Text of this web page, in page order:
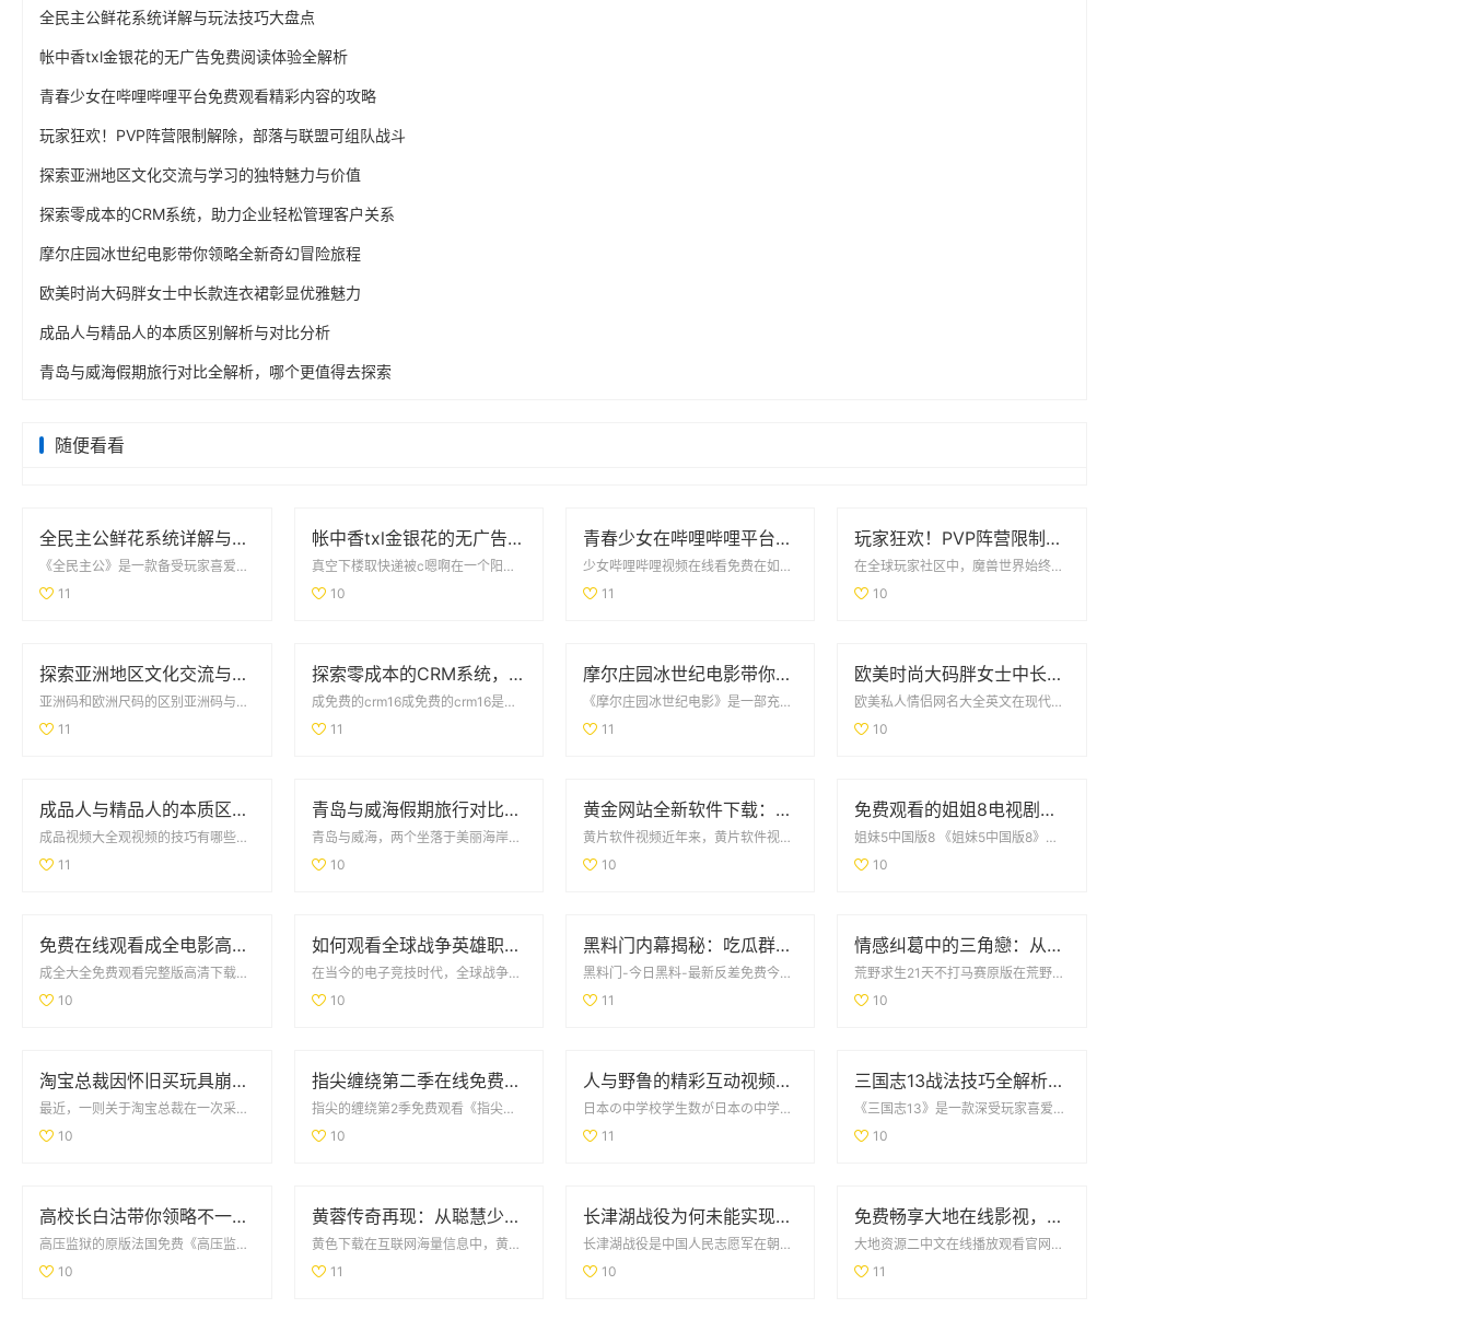
全民主公鲜花系统详解与玩法技巧大盘点
帐中香txl金银花的无广告免费阅读体验全解析
青春少女在哔哩哔哩平台免费观看精彩内容的攻略
玩家狂欢！PVP阵营限制解除，部落与联盟可组队战斗
探索亚洲地区文化交流与学习的独特魅力与价值
探索零成本的CRM系统，助力企业轻松管理客户关系
摩尔庄园冰世纪电影带你领略全新奇幻冒险旅程
欧美时尚大码胖女士中长款连衣裙彰显优雅魅力
成品人与精品人的本质区别解析与对比分析
青岛与威海假期旅行对比全解析，哪个更值得去探索
随便看看
全民主公鲜花系统详解与玩法技巧大盘点
《全民主公》是一款备受玩家喜爱的策略类手游，其中鲜花系统作为游戏的一大特色，吸引了众多玩家的关注。鲜...
11
帐中香txl金银花的无广告免费阅读体验全解析
真空下楼取快递被c嗯啊在一个阳光明媚的午后，家里的快递终于到了，然而我却决定以一种“真空...
10
青春少女在哔哩哔哩平台免费观看精彩内容的攻略
少女哔哩哔哩视频在线看免费在如今这个数字化时代，网络视频平台蓬勃发展，少女哔哩哔哩作为一...
11
玩家狂欢！PVP阵营限制解除，部落与联盟可组队战斗
在全球玩家社区中，魔兽世界始终占据着重要的地位。其不断更新的内容和丰富多彩的游戏体验吸引了无数玩家。...
10
探索亚洲地区文化交流与学习的独特魅力与价值
亚洲码和欧洲尺码的区别亚洲码与欧洲尺码的主要区别在于尺寸标准的不同。亚洲码通常较小，以适...
11
探索零成本的CRM系统，助力企业轻松管理客户关系
成免费的crm16成免费的crm16是一个高效的客户管理工具，专为中小型企业设计，旨在帮...
11
摩尔庄园冰世纪电影带你领略全新奇幻冒险旅程
《摩尔庄园冰世纪电影》是一部充满奇幻色彩的动画电影，它带领观众进入一个全新的冒险旅程。在这个冰雪覆盖...
11
欧美时尚大码胖女士中长款连衣裙彰显优雅魅力
欧美私人情侣网名大全英文在现代社交网络中，情侣网名成为一种流行趋势，它们可以表达彼此的感...
10
成品人与精品人的本质区别解析与对比分析
成品视频大全观视频的技巧有哪些观看成品视频时，有几个技巧可以帮助你更好地理解和吸收其中的...
11
青岛与威海假期旅行对比全解析，哪个更值得去探索
青岛与威海，两个坐落于美丽海岸线的海滨城市，各自拥有独特的魅力和丰富的旅游资源。对于假期旅行者来说，...
10
黄金网站全新软件下载：快速获取最新投资资讯与市场动态
黄片软件视频近年来，黄片软件视频的需求逐渐上升，许多人通过这些平台获取娱乐内容。这类...
10
免费观看的姐姐8电视剧全集，畅享精彩剧情与人生故事
姐妹5中国版8 《姐妹5中国版8》是一部备受期待的电视剧，讲述了几位姐妹之间跌宕起伏的...
10
免费在线观看成全电影高清国语版，畅享精彩剧情和感人故事
成全大全免费观看完整版高清下载对于喜欢观看影视剧的观众来说，成全大全免费观看完整版高清下...
10
如何观看全球战争英雄职业赛事的最新信息与平台推荐
在当今的电子竞技时代，全球战争英雄职业赛事吸引了无数玩家和观众的目光。随着技术的进步和网络的普及，观...
10
黑料门内幕揭秘：吃瓜群众们的最新爆料大曝光
黑料门-今日黑料-最新反差免费今日的黑料门带来了令人震惊的反差消息，很多人对此感到意...
11
情感纠葛中的三角戀：从原配到新妾的心路历程
荒野求生21天不打马赛原版在荒野求生的挑战中，21天的时间是一个极限，也是一次生死考验。...
10
淘宝总裁因怀旧买玩具崩溃哭泣引发热议
最近，一则关于淘宝总裁在一次采访中因怀旧情绪而崩溃哭泣的事件，引发了广泛的热议。这位总裁在谈及童年时...
10
指尖缠绕第二季在线免费观看，感受爱情与命运的交织
指尖的缠绕第2季免费观看《指尖的缠绕》第2季再次带我们进入了充满情感与挑战的世界。在这一...
10
人与野鲁的精彩互动视频完整版分享与讨论
日本の中学校学生数が日本の中学校学生数は年々変動しており、少子化の影響を受けています。教...
11
三国志13战法技巧全解析：全面掌握战法使用策略与方法
《三国志13》是一款深受玩家喜爱的策略类游戏，其中的战法系统不仅丰富多样，还为战斗带来了极大的变化和...
10
高校长白沽带你领略不一样的校园人生与冒险之旅
高压监狱的原版法国免费《高压监狱》作为一部经典的法国电影，它通过紧凑的剧情和深刻的人物刻...
10
黄蓉传奇再现：从聪慧少女到武林女侠的成长之路
黄色下载在互联网海量信息中，黄色下载成为了一个炙手可热的话题。许多用户为了寻找各种资源，...
11
长津湖战役为何未能实现全歼敌军的深度解析
长津湖战役是中国人民志愿军在朝鲜战争中的一场重要战役，然而，这场战役虽然在一定程度上取得了战略胜利，...
10
免费畅享大地在线影视，随时随地观看热门影片
大地资源二中文在线播放观看官网下载在大地资源二的平台上，用户可以方便地找到各种中文影视资...
11